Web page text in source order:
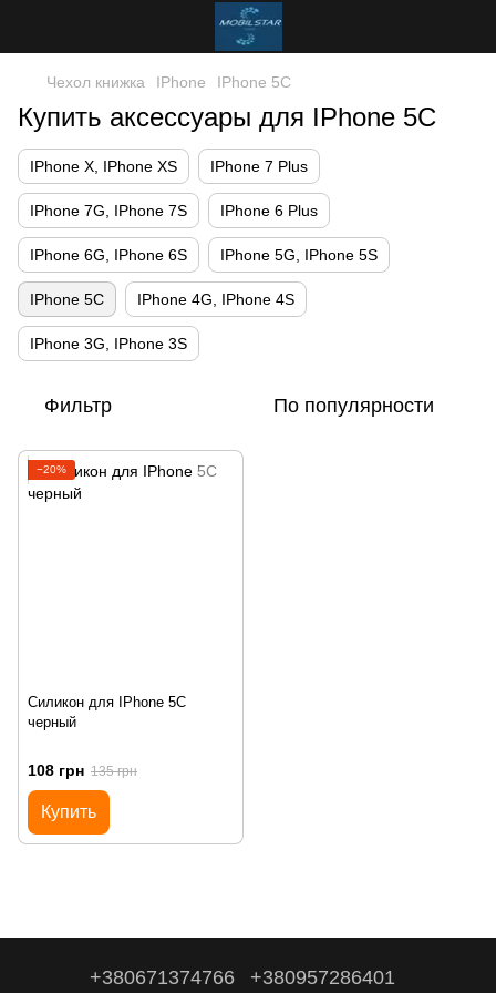
Чехол книжка IPhone IPhone 5C
Купить аксессуары для IPhone 5C
IPhone X, IPhone XS IPhone 7 Plus
IPhone 7G, IPhone 7S IPhone 6 Plus
IPhone 6G, IPhone 6S IPhone 5G, IPhone 5S
IPhone 5C IPhone 4G, IPhone 4S
IPhone 3G, IPhone 3S
Фильтр По популярности
−20%
Силикон для IPhone 5C
черный
108 грн 135 грн
Купить
+380671374766 +380957286401